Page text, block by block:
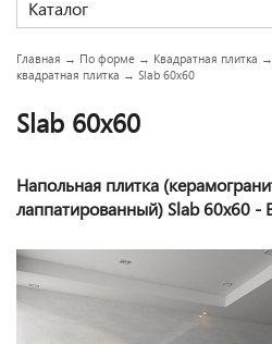
Каталог
Главная → По форме → Квадратная плитка →
квадратная плитка → Slab 60x60
Slab 60x60
Напольная плитка
лаппатированный) Slab 60x60 -